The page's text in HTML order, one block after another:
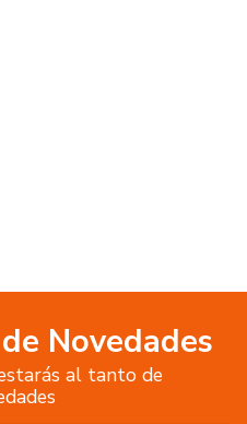
Novedades
al tanto de